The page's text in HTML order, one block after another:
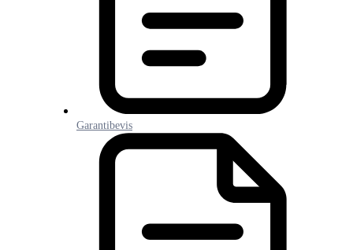
Garantibevis